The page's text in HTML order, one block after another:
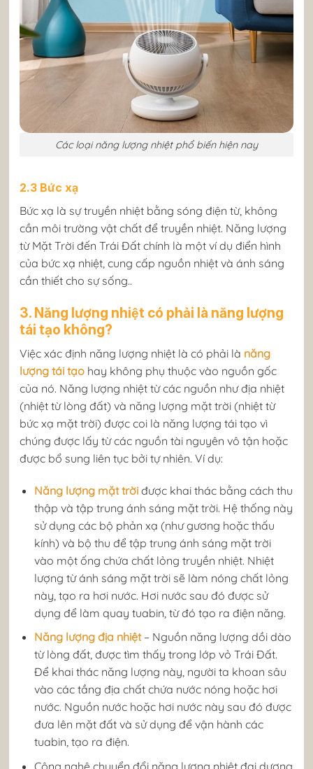
Các loại năng lượng nhiệt phổ biến hiện nay
2.3 Bức xạ
Bức xạ là sự truyền nhiệt bằng sóng điện từ, không
cần môi trường vật chất để truyền nhiệt. Năng lượng
từ Mặt Trời đến Trái Đất chính là một ví dụ điển hình
của bức xạ nhiệt, cung cấp nguồn nhiệt và ánh sáng
cần thiết cho sự sống..
3. Năng lượng nhiệt có phải là năng lượng
tái tạo không?
Việc xác định năng lượng nhiệt là có phải là năng
lượng tái tạo hay không phụ thuộc vào nguồn gốc
của nó. Năng lượng nhiệt từ các nguồn như địa nhiệt
(nhiệt từ lòng đất) và năng lượng mặt trời (nhiệt từ
bức xạ mặt trời) được coi là năng lượng tái tạo vì
chúng được lấy từ các nguồn tài nguyên vô tận hoặc
được bổ sung liên tục bởi tự nhiên. Ví dụ:
Năng lượng mặt trời được khai thác bằng cách thu
thập và tập trung ánh sáng mặt trời. Hệ thống này
sử dụng các bộ phản xạ (như gương hoặc thấu
kính) và bộ thu để tập trung ánh sáng mặt trời
vào một ống chứa chất lỏng truyền nhiệt. Nhiệt
lượng từ ánh sáng mặt trời sẽ làm nóng chất lỏng
này, tạo ra hơi nước. Hơi nước sau đó được sử
dụng để làm quay tuabin, từ đó tạo ra điện năng.
Năng lượng địa nhiệt– Nguồn năng lượng dồi dào
từ lòng đất, được tìm thấy trong lớp vỏ Trái Đất.
Để khai thác năng lượng này, người ta khoan sâu
vào các tầng địa chất chứa nước nóng hoặc hơi
nước. Nguồn nước hoặc hơi nước này sau đó được
đưa lên mặt đất và sử dụng để vận hành các
tuabin, tạo ra điện.
Công nghệ chuyển đổi năng lượng nhiệt đại dương